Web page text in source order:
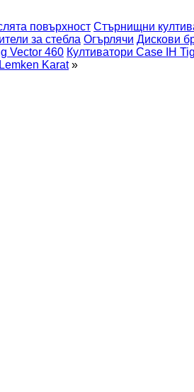
повърхност Стърнищни
за стебла Огърлячи Дискови
Vector 460 Култиватори Case IH
Karat »